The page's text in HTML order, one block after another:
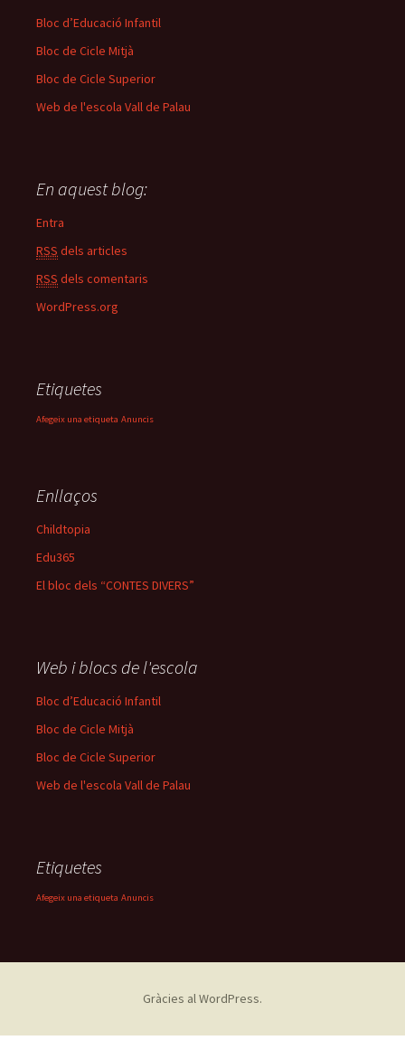
Bloc d’Educació Infantil
Bloc de Cicle Mitjà
Bloc de Cicle Superior
Web de l'escola Vall de Palau
En aquest blog:
Entra
RSS dels articles
RSS dels comentaris
WordPress.org
Etiquetes
Afegeix una etiqueta Anuncis
Enllaços
Childtopia
Edu365
El bloc dels “CONTES DIVERS”
Web i blocs de l'escola
Bloc d’Educació Infantil
Bloc de Cicle Mitjà
Bloc de Cicle Superior
Web de l'escola Vall de Palau
Etiquetes
Afegeix una etiqueta Anuncis
Gràcies al WordPress.